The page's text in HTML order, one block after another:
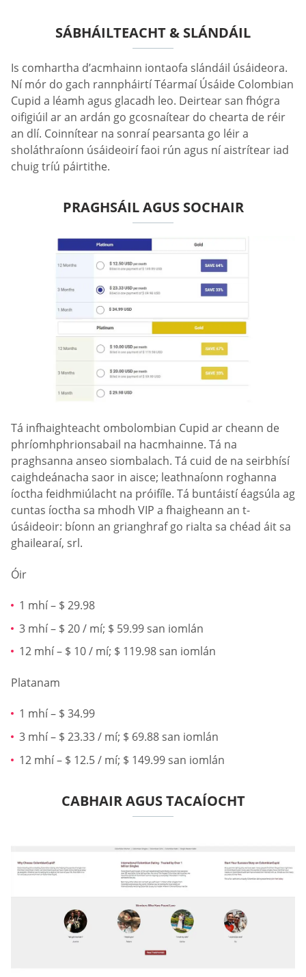
SÁBHÁILTEACHT & SLÁNDÁIL
Is comhartha d’acmhainn iontaofa slándáil úsáideora.
Ní mór do gach rannpháirtí Téarmaí Úsáide Сolombian
Сupid a léamh agus glacadh leo. Deirtear san fhógra
oifigiúil ar an ardán go gcosnaítear do chearta de réir
an dlí. Coinnítear na sonraí pearsanta go léir a
sholáthraíonn úsáideoirí faoi rún agus ní aistrítear iad
chuig tríú páirtithe.
PRAGHSÁIL AGUS SOCHAIR
Tá infhaighteacht ombolombian Сupid ar cheann de
phríomhphrionsabail na hacmhainne. Tá na
praghsanna anseo siombalach. Tá cuid de na seirbhísí
caighdeánacha saor in aisce; leathnaíonn roghanna
íoctha feidhmiúlacht na próifíle. Tá buntáistí éagsúla ag
cuntas íoctha sa mhodh VIP a fhaigheann an t-
úsáideoir: bíonn an grianghraf go rialta sa chéad áit sa
ghailearaí, srl.
Óir
1 mhí – $ 29.98
3 mhí – $ 20 / mí; $ 59.99 san iomlán
12 mhí – $ 10 / mí; $ 119.98 san iomlán
Platanam
1 mhí – $ 34.99
3 mhí – $ 23.33 / mí; $ 69.88 san iomlán
12 mhí – $ 12.5 / mí; $ 149.99 san iomlán
CABHAIR AGUS TACAÍOCHT